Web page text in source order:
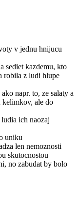
v jednu hnijucu
sediet kazdemu, kto
robila z ludi hlupe
napr. to, ze salaty a
kelimkov, ale do
ich naozaj
uniku
len nemoznosti
skutocnostou
no zabudat by bolo